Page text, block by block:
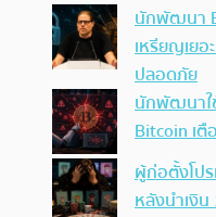
นักพัฒนา
เหรียญเยอ
ปลอดภัย
นักพัฒนาใ
Bitcoin เตื
ผู้ก่อตั้งโป
หลังนำเงิ